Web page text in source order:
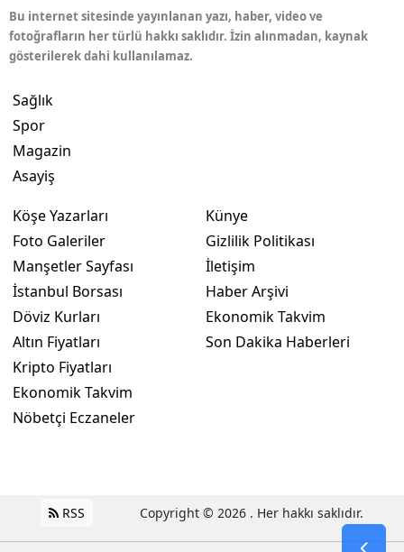
Bu internet sitesinde yayınlanan yazı, haber, video ve
fotoğrafların her türlü hakkı saklıdır. İzin alınmadan, kaynak
gösterilerek dahi kullanılamaz.
Sağlık
Spor
Magazin
Asayiş
Köşe Yazarları
Foto Galeriler
Manşetler Sayfası
İstanbul Borsası
Döviz Kurları
Altın Fiyatları
Kripto Fiyatları
Ekonomik Takvim
Nöbetçi Eczaneler
Künye
Gizlilik Politikası
İletişim
Haber Arşivi
Ekonomik Takvim
Son Dakika Haberleri
RSS Copyright © 2026 . Her hakkı saklıdır.